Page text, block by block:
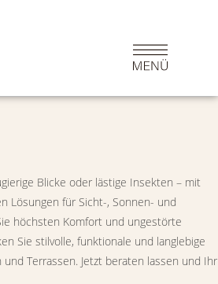
Blicke oder lästige Insekten – mit
Lösungen für Sicht-, Sonnen- und
höchsten Komfort und ungestörte
Sie stilvolle, funktionale und langlebige
Terrassen. Jetzt beraten lassen und Ihr